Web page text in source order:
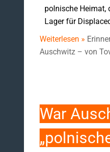
polnische Heimat,
Lager für
Weiterlesen »
Auschwitz – von
War